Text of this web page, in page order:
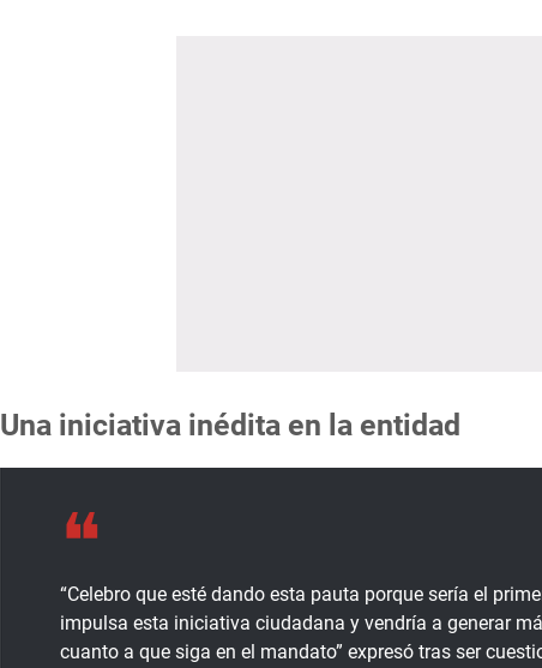
Una iniciativa inédita en la entidad
“Celebro que esté dando esta pauta porque sería el
impulsa esta iniciativa ciudadana y vendría a generar
cuanto a que siga en el mandato” expresó tras ser